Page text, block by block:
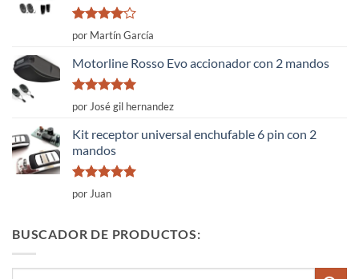
Valorado
con
5
por Martín García
Motorline Rosso Evo accionador con 2 mandos
Valorado
con
de 5
por José gil hernandez
Kit receptor universal enchufable 6 pin con 2
mandos
Valorado
con
por Juan
BUSCADOR DE PRODUCTOS: